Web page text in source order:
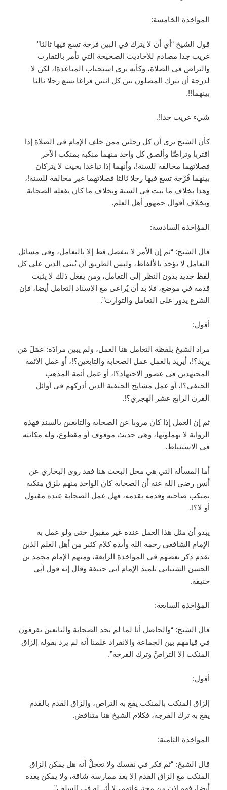
المؤاخذة الخامسة:
قول الشيخ “أي أن لا يترك في البين فرجة تسع فيها ثالثا”
غريب جدا مصادم للأحاديث الصحيحة التي تأمر بالتقارب
والتراص في الصلاة، وكأنه يرى استحباب المباعدة!، لكن لا
لدرجة أن يترك المصلون بين كل اثنين فراغا يسع رجلا ثالثا
بينهما!!.
شيء غريب جدا!.
كأن الشيخ يرى أن كل رجلين ممن خلف الإمام في الصلاة إذا
اقتربا وتراصَّا وألصق كل واحد منهما منكبه بمنكب الآخر
فصلاتهما مخالفة للسنة!، وأنهما إذا تباعدا بحيث لا يتركان
بينهما فُرْجة تسع فيها رجلا ثالثا فصلاتهما غير مخالفة للسنة!،
وهذا بخلاف ما ثبت في السنة وبخلاف ما كان يفعله الصحابة
وبخلاف أقوال جمهور أهل العلم.
المؤاخذة السادسة:
قال الشيخ: “ثم إن الأمر لا ينفصل قط إلا بالتعامل، وفي مسائل
التعامل لا يؤخذ بالألفاظ، وليس الطريق أن يُبنى الدين على كل
لفظ جديد بدون النظر إلى التعامل، ومن يفعل ذلك لا يثبت
قدمه في موضع، فلا بد أن يُراعى مع الإسناد التعامل أيضا، فإن
الشرع يدور على التعامل والتوارث”.
أقول:
مراد الشيخ بلفظة التعامل هنا العمل، ولم يبين مرادَه: عمَلَ مَن
يريد؟!، أيريد بالعمل عمل الصحابة والتابعين؟!، أو عمل الأئمة
المجتهدين في عصور الاجتهاد؟!، أو عمل أئمة المذهب
الحنفي؟!، أو عمل مشايخ الحنفية الذين أدركهم في أوائل
القرن الرابع عشر الهجري؟!.
ثم إن العمل إذا كان مرويا عن الصحابة والتابعين بالسند فهذه
الرواية لا يهملونها، وهي حديث موقوف أو مقطوع، وله مكانته
في الاستنباط.
أما المسألة التي هي محل البحث هنا فقد روى البخاري عن
أنس رضي الله عنه أن الصحابة كان الواحد منهم يلزق منكبه
بمنكب صاحبه وقدمه بقدمه، فهل عمل الصحابة عنده مقبول
أو لا؟!.
يبدو أن مثل هذا العمل عنده غير مقبول حتى ولو عمل به
الإمام الشافعي رحمه الله وأيده كلام كثير من أهل العلم الذين
تقدم ذكر بعضهم في المؤاخذة الرابعة، ومنهم الإمام محمد بن
الحسن الشيباني تلميذ الإمام أبي حنيفة وقال إنه قول أبي
حنيفة.
المؤاخذة السابعة:
قال الشيخ: “والحاصل أنا لما لم نجد الصحابة والتابعين يفرقون
في قيامهم بين الجماعة والانفراد علمنا أنه لم يرد بقوله إلزاق
المنكب إلا التراصَّ وترك الفرجة”.
أقول:
إلزاق المنكب بالمنكب يقع به التراص، وإلزاق القدم بالقدم
يقع به ترك الفرجة، فكلام الشيخ هنا متناقض.
المؤاخذة الثامنة:
قال الشيخ: “ثم فكر في نفسك ولا تعجلْ أنه هل يمكن إلزاق
المنكب مع إلزاق القدم إلا بعد ممارسة شاقة، ولا يمكن بعده